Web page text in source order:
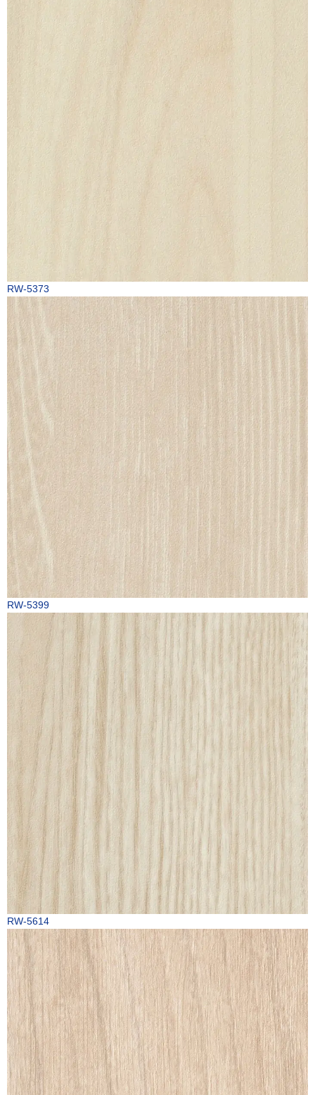
RW-5373
RW-5399
RW-5614